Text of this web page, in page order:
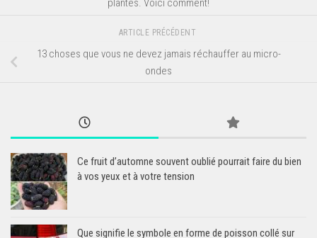
plantes. Voici comment!
ARTICLE PRÉCÉDENT
13 choses que vous ne devez jamais réchauffer au micro-
ondes
Ce fruit d’automne souvent oublié pourrait faire du bien
à vos yeux et à votre tension
Que signifie le symbole en forme de poisson collé sur